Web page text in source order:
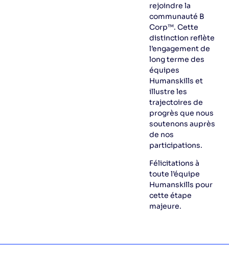
rejoindre la
communauté B
Corp™. Cette
distinction reflète
l’engagement de
long terme des
équipes
Humanskills et
illustre les
trajectoires de
progrès que nous
soutenons auprès
de nos
participations.
Félicitations à
toute l’équipe
Humanskills pour
cette étape
majeure.